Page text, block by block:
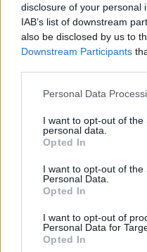
disclosure of your personal
IAB’s list of downstream
also be disclosed by us to
Downstream Participants
Personal Data
I want to opt-out of the
personal data.
Opted In
I want to opt-out of the
Personal Data.
Opted In
I want to opt-out of
Personal Data for
Opted In
Ακολουθήστε το E-